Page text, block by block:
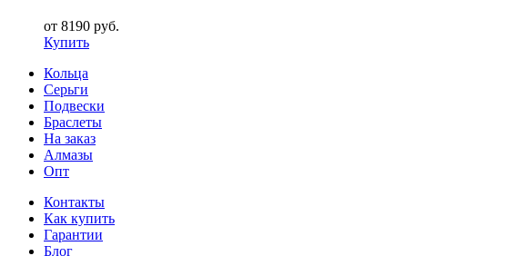
от 8190 руб.
Купить
Кольца
Серьги
Подвески
Браслеты
На заказ
Алмазы
Опт
Контакты
Как купить
Гарантии
Блог